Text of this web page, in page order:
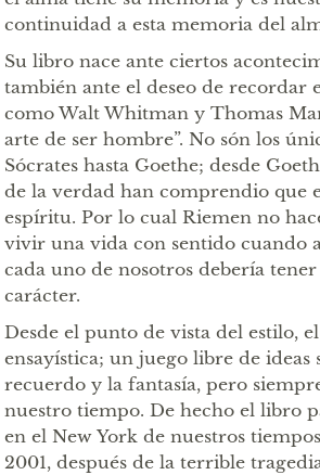
continuidad a esta memoria del
Su libro nace ante ciertos
también ante el deseo de recordar
como Walt Whitman y Thomas
arte de ser hombre”. No són los
Sócrates hasta Goethe; desde
de la verdad han comprendio que
espíritu. Por lo cual Riemen no
vivir una vida con sentido cuando
cada uno de nosotros debería
carácter.
Desde el punto de vista del estilo,
ensayística; un juego libre de ideas
recuerdo y la fantasía, pero
nuestro tiempo. De hecho el libro
en el New York de nuestros
2001, después de la terrible